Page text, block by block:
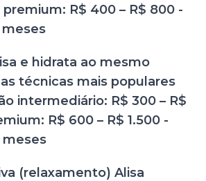
premium: R$ 400 – R$ 800 -
meses
e hidrata ao mesmo
técnicas mais populares
intermediário: R$ 300 – R$
R$ 600 – R$ 1.500 -
meses
(relaxamento) Alisa